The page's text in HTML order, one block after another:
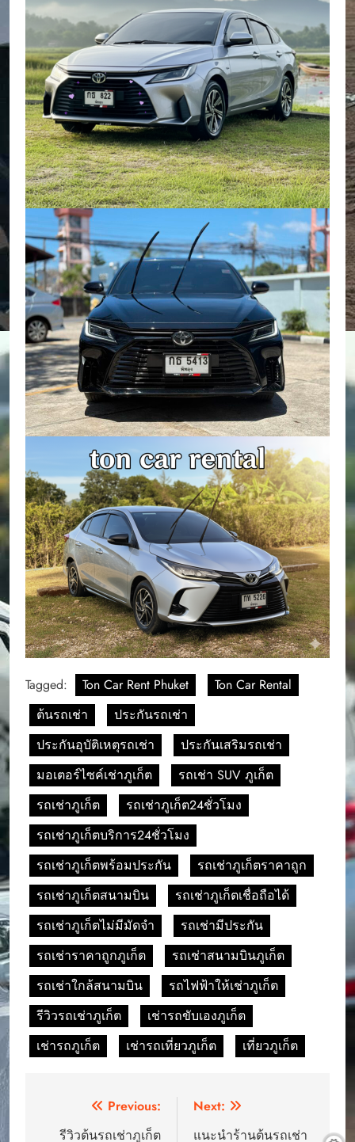
Tagged: Ton Car Rent Phuket
Ton Car Rental
ต้นรถเช่า
ประกันรถเช่า
ประกันอุบัติเหตุรถเช่า
ประกันเสริมรถเช่า
มอเตอร์ไซค์เช่าภูเก็ต
รถเช่า SUV ภูเก็ต
รถเช่าภูเก็ต
รถเช่าภูเก็ต24ชั่วโมง
รถเช่าภูเก็ตบริการ24ชั่วโมง
รถเช่าภูเก็ตพร้อมประกัน
รถเช่าภูเก็ตราคาถูก
รถเช่าภูเก็ตสนามบิน
รถเช่าภูเก็ตเชื่อถือได้
รถเช่าภูเก็ตไม่มีมัดจำ
รถเช่ามีประกัน
รถเช่าราคาถูกภูเก็ต
รถเช่าสนามบินภูเก็ต
รถเช่าใกล้สนามบิน
รถไฟฟ้าให้เช่าภูเก็ต
รีวิวรถเช่าภูเก็ต
เช่ารถขับเองภูเก็ต
เช่ารถภูเก็ต
เช่ารถเที่ยวภูเก็ต เที่ยวภูเก็ต
Previous:
รีวิวต้นรถเช่าภูเก็ต
Next:
แนะนำร้านต้นรถเช่า